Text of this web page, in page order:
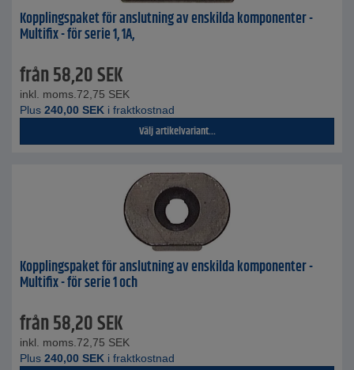
Kopplingspaket för anslutning av enskilda komponenter -
Multifix - för serie 1, 1A,
från58,20SEK
inkl. moms. 72,75 SEK
Plus 240,00 SEK i fraktkostnad
Välj artikelvariant...
Kopplingspaket för anslutning av enskilda komponenter -
Multifix - för serie 1 och
från58,20SEK
inkl. moms. 72,75 SEK
Plus 240,00 SEK i fraktkostnad